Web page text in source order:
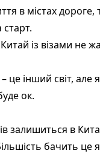
в містах дороге,
старт.
Китай із візами не
це інший світ, але
ок.
залишиться в
бачить це